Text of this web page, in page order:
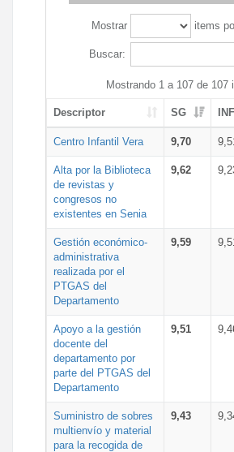
Mostrar items
Buscar:
Mostrando 1 a 107 de 107
Descriptor SG INF
Centro Infantil Vera 9,70
Alta por la Biblioteca
de revistas y
congresos no
existentes en Senia
9,62
Gestión económico-
administrativa
realizada por el
PTGAS del
Departamento
9,59
Apoyo a la gestión
docente del
departamento por
parte del PTGAS del
Departamento
9,51
Suministro de sobres
multienvío y material
para la recogida de
9,43